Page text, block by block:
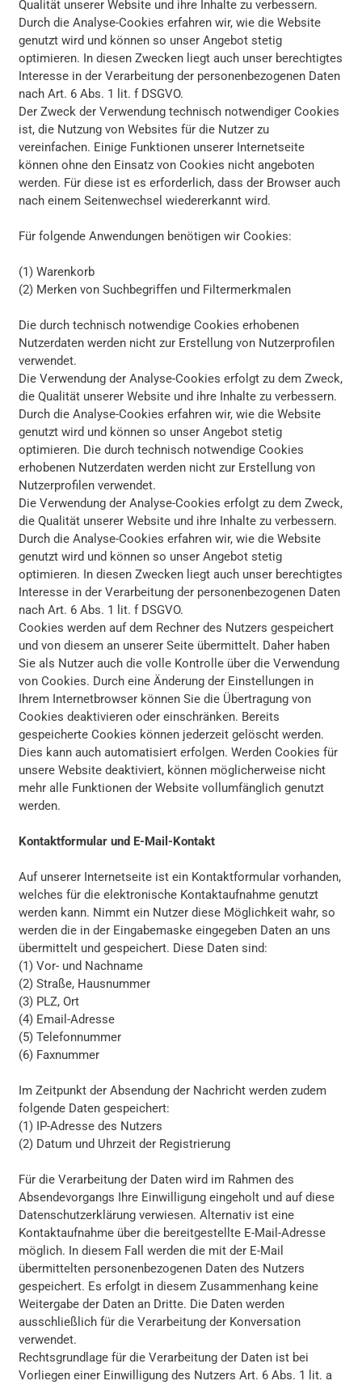
Qualität unserer Website und ihre Inhalte zu verbessern.
Durch die Analyse-Cookies erfahren wir, wie die Website
genutzt wird und können so unser Angebot stetig
optimieren. In diesen Zwecken liegt auch unser berechtigtes
Interesse in der Verarbeitung der personenbezogenen Daten
nach Art. 6 Abs. 1 lit. f DSGVO.
Der Zweck der Verwendung technisch notwendiger Cookies
ist, die Nutzung von Websites für die Nutzer zu
vereinfachen. Einige Funktionen unserer Internetseite
können ohne den Einsatz von Cookies nicht angeboten
werden. Für diese ist es erforderlich, dass der Browser auch
nach einem Seitenwechsel wiedererkannt wird.
Für folgende Anwendungen benötigen wir Cookies:
(1) Warenkorb
(2) Merken von Suchbegriffen und Filtermerkmalen
Die durch technisch notwendige Cookies erhobenen
Nutzerdaten werden nicht zur Erstellung von Nutzerprofilen
verwendet.
Die Verwendung der Analyse-Cookies erfolgt zu dem Zweck,
die Qualität unserer Website und ihre Inhalte zu verbessern.
Durch die Analyse-Cookies erfahren wir, wie die Website
genutzt wird und können so unser Angebot stetig
optimieren. Die durch technisch notwendige Cookies
erhobenen Nutzerdaten werden nicht zur Erstellung von
Nutzerprofilen verwendet.
Die Verwendung der Analyse-Cookies erfolgt zu dem Zweck,
die Qualität unserer Website und ihre Inhalte zu verbessern.
Durch die Analyse-Cookies erfahren wir, wie die Website
genutzt wird und können so unser Angebot stetig
optimieren. In diesen Zwecken liegt auch unser berechtigtes
Interesse in der Verarbeitung der personenbezogenen Daten
nach Art. 6 Abs. 1 lit. f DSGVO.
Cookies werden auf dem Rechner des Nutzers gespeichert
und von diesem an unserer Seite übermittelt. Daher haben
Sie als Nutzer auch die volle Kontrolle über die Verwendung
von Cookies. Durch eine Änderung der Einstellungen in
Ihrem Internetbrowser können Sie die Übertragung von
Cookies deaktivieren oder einschränken. Bereits
gespeicherte Cookies können jederzeit gelöscht werden.
Dies kann auch automatisiert erfolgen. Werden Cookies für
unsere Website deaktiviert, können möglicherweise nicht
mehr alle Funktionen der Website vollumfänglich genutzt
werden.
Kontaktformular und E-Mail-Kontakt
Auf unserer Internetseite ist ein Kontaktformular vorhanden,
welches für die elektronische Kontaktaufnahme genutzt
werden kann. Nimmt ein Nutzer diese Möglichkeit wahr, so
werden die in der Eingabemaske eingegeben Daten an uns
übermittelt und gespeichert. Diese Daten sind:
(1) Vor- und Nachname
(2) Straße, Hausnummer
(3) PLZ, Ort
(4) Email-Adresse
(5) Telefonnummer
(6) Faxnummer
Im Zeitpunkt der Absendung der Nachricht werden zudem
folgende Daten gespeichert:
(1) IP-Adresse des Nutzers
(2) Datum und Uhrzeit der Registrierung
Für die Verarbeitung der Daten wird im Rahmen des
Absendevorgangs Ihre Einwilligung eingeholt und auf diese
Datenschutzerklärung verwiesen. Alternativ ist eine
Kontaktaufnahme über die bereitgestellte E-Mail-Adresse
möglich. In diesem Fall werden die mit der E-Mail
übermittelten personenbezogenen Daten des Nutzers
gespeichert. Es erfolgt in diesem Zusammenhang keine
Weitergabe der Daten an Dritte. Die Daten werden
ausschließlich für die Verarbeitung der Konversation
verwendet.
Rechtsgrundlage für die Verarbeitung der Daten ist bei
Vorliegen einer Einwilligung des Nutzers Art. 6 Abs. 1 lit. a